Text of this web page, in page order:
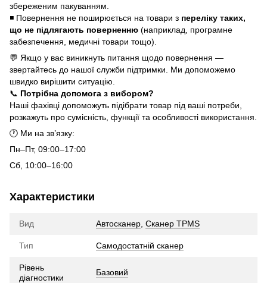
збереженим пакуванням.
◾ Повернення не поширюється на товари з переліку таких,
що не підлягають поверненню (наприклад, програмне
забезпечення, медичні товари тощо).
💬 Якщо у вас виникнуть питання щодо повернення —
звертайтесь до нашої служби підтримки. Ми допоможемо
швидко вирішити ситуацію.
📞 Потрібна допомога з вибором?
Наші фахівці допоможуть підібрати товар під ваші потреби,
розкажуть про сумісність, функції та особливості використання.
🕐 Ми на зв’язку:
Пн–Пт, 09:00–17:00
Сб, 10:00–16:00
Характеристики
Вид Автосканер Сканер TPMS
Тип Самодостатній сканер
Рівень
діагностики
Базовий